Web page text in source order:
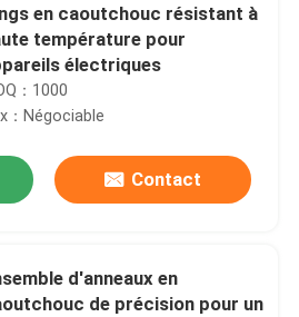
en caoutchouc résistant à
température pour
électriques
：1000
：Négociable
Contact
d'anneaux en
de précision pour un